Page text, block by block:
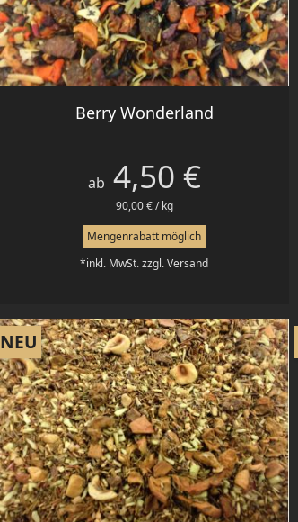
Vorschau
Berry Wonderland
Preis
ab 4,50 €
90,00 € / kg
Mengenrabatt möglich
*inkl. MwSt. zzgl. Versand
NEU